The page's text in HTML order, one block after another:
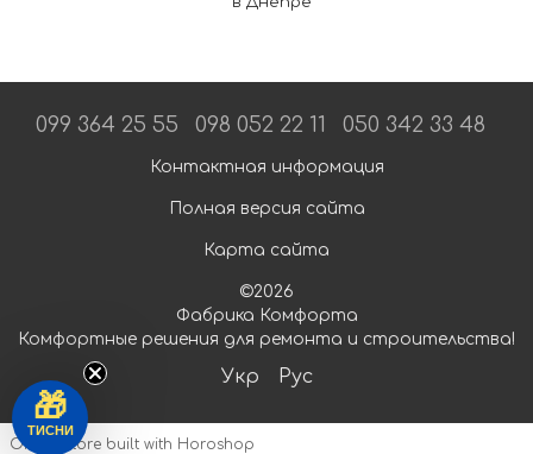
099 364 25 55 098 052 22 11 050 342 33 48
Контактная информация
Полная версия сайта
Карта сайта
©2026
Фабрика Комфорта
Комфортные решения для ремонта и строительства!
Укр Рус
Online store built with Horoshop
🎁
ТИСНИ